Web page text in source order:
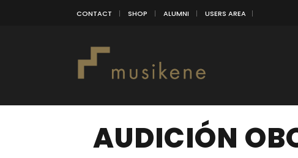
CONTACT SHOP ALUMNI USERS AREA
AUDICIÓN